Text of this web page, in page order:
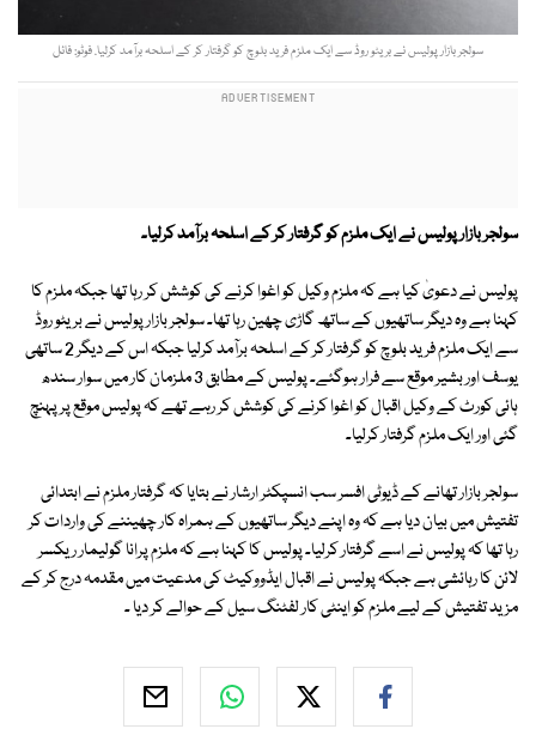
سولجر بازار پولیس نے بریٹو روڈ سے ایک ملزم فرید بلوچ کو گرفتار کر کے اسلحہ برآمد کرلیا. فوٹو: فائل
سولجر بازار پولیس نے ایک ملزم کو گرفتار کر کے اسلحہ برآمد کرلیا۔
پولیس نے دعویٰ کیا ہے کہ ملزم وکیل کو اغوا کرنے کی کوشش کر رہا تھا جبکہ ملزم کا
کہنا ہے وہ دیگر ساتھیوں کے ساتھ گاڑی چھین رہا تھا۔ سولجر بازار پولیس نے بریٹو روڈ
سے ایک ملزم فرید بلوچ کو گرفتار کر کے اسلحہ برآمد کرلیا جبکہ اس کے دیگر 2 ساتھی
یوسف اور بشیر موقع سے فرار ہوگئے۔ پولیس کے مطابق 3 ملزمان کار میں سوار سندھ
ہائی کورٹ کے وکیل اقبال کو اغوا کرنے کی کوشش کر رہے تھے کہ پولیس موقع پر پہنچ
گئی اور ایک ملزم گرفتار کرلیا۔
سولجر بازار تھانے کے ڈیوٹی افسر سب انسپکٹر ارشار نے بتایا کہ گرفتار ملزم نے ابتدائی
تفتیش میں بیان دیا ہے کہ وہ اپنے دیگر ساتھیوں کے ہمراہ کار چھیننے کی واردات کر
رہا تھا کہ پولیس نے اسے گرفتار کرلیا۔ پولیس کا کہنا ہے کہ ملزم پرانا گولیمار ریکسر
لائن کا رہائشی ہے جبکہ پولیس نے اقبال ایڈووکیٹ کی مدعیت میں مقدمہ درج کر کے
مزید تفتیش کے لیے ملزم کو اینٹی کار لفٹنگ سیل کے حوالے کر دیا ۔